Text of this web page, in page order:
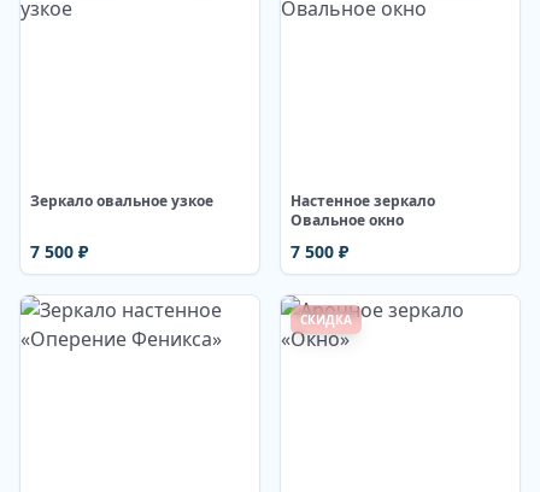
Зеркало овальное узкое
7 500 ₽
Настенное зеркало
Овальное окно
7 500 ₽
СКИДКА